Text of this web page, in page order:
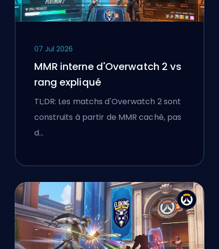
07 Jul 2026
MMR interne d'Overwatch 2 vs
rang expliqué
TL;DR: Les matchs d'Overwatch 2 sont
construits à partir de MMR caché, pas
d…